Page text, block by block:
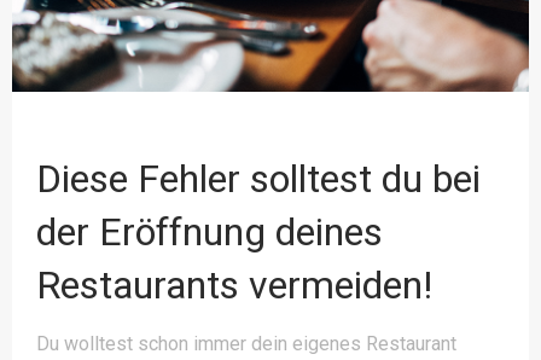
Diese Fehler solltest du bei
der Eröffnung deines
Restaurants vermeiden!
Du wolltest schon immer dein eigenes Restaurant